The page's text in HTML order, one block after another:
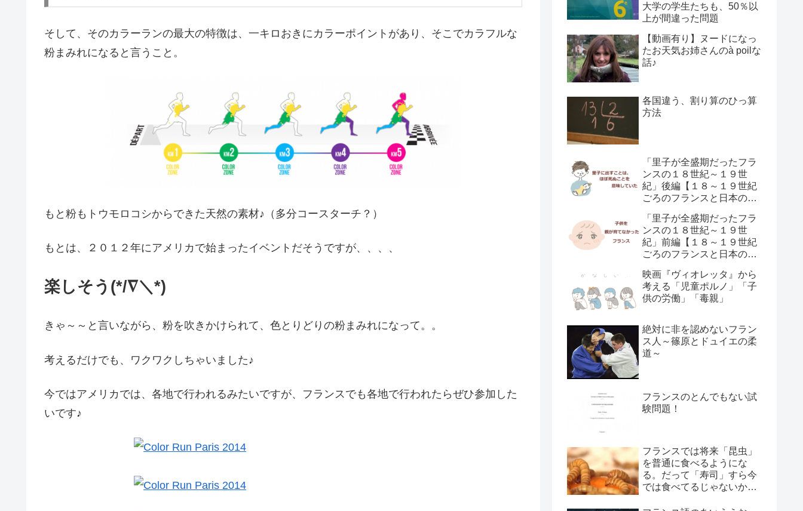
そして、そのカラーランの最大の特徴は、一キロおきにカラーポイントがあり、そこでカラフルな
粉まみれになると言うこと。
もと粉もトウモロコシからできた天然の素材♪（多分コースターチ？）
もとは、２０１２年にアメリカで始まったイベントだそうですが、、、、
楽しそう(*/∇＼*)
きゃ～～と言いながら、粉を吹きかけられて、色とりどりの粉まみれになって。。
考えるだけでも、ワクワクしちゃいました♪
今ではアメリカでは、各地で行われるみたいですが、フランスでも各地で行われたらぜひ参加した
いです♪
大学の学生たちも、50％以
上が間違った問題
【動画有り】ヌードになっ
たお天気お姉さんのà poilな
話♪
各国違う、割り算のひっ算
方法
「里子が全盛期だったフラ
ンスの１８世紀～１９世
紀」後編【１８～１９世紀
ごろのフランスと日本の子
「里子が全盛期だったフラ
ンスの１８世紀～１９世
紀」前編【１８～１９世紀
ごろのフランスと日本の子
映画『ヴィオレッタ』から
考える「児童ポルノ」「子
供の労働」「毒親」
絶対に非を認めないフラン
ス人～篠原とドュイエの柔
道～
フランスのとんでもない試
験問題！
フランスでは将来「昆虫」
を普通に食べるようにな
る。だって「寿司」すら今
では食べてるじゃないか！